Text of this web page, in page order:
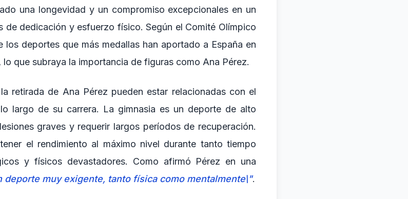
una longevidad y un compromiso excepcionales en un
de dedicación y esfuerzo físico. Según el Comité Olímpico
los deportes que más medallas han aportado a España en
que subraya la importancia de figuras como Ana Pérez.
retirada de Ana Pérez pueden estar relacionadas con el
largo de su carrera. La gimnasia es un deporte de alto
graves y requerir largos períodos de recuperación.
el rendimiento al máximo nivel durante tanto tiempo
y físicos devastadores. Como afirmó Pérez en una
deporte muy exigente, tanto física como mentalmente\".